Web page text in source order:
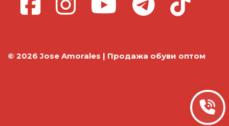
© 2026 Jose Amorales | Продажа обуви оптом